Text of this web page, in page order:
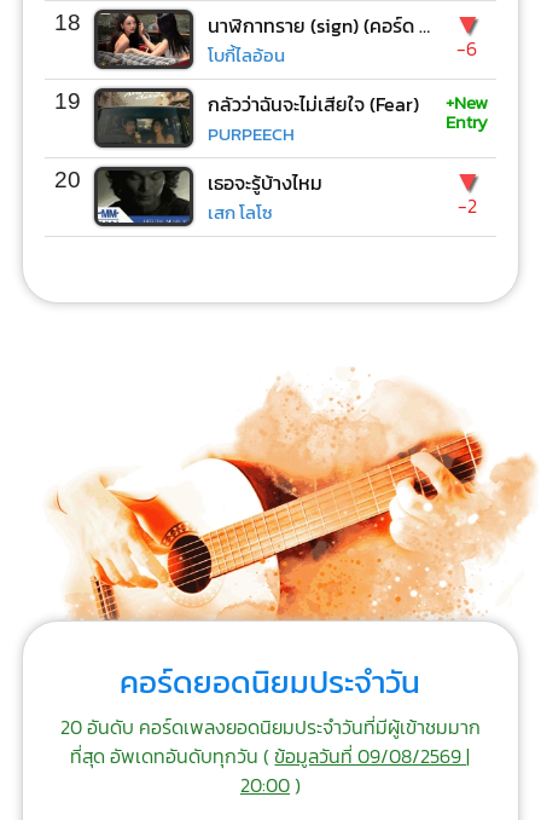
18 นาฬิกาทราย (sign) (คอร์ด ง่ายๆ)
โบกี้ไลอ้อน
▼
-6
19 กลัวว่าฉันจะไม่เสียใจ (Fear)
PURPEECH
+New
Entry
20 เธอจะรู้บ้างไหม
เสก โลโซ
▼
-2
คอร์ดยอดนิยมประจำวัน
20 อันดับ คอร์ดเพลงยอดนิยมประจำวันที่มีผู้เข้าชมมาก
ที่สุด อัพเดทอันดับทุกวัน (ข้อมูลวันที่ 09/08/2569 |
20:00)